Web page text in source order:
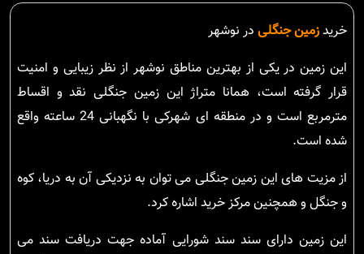
خریدزمین جنگلی در نوشهر
این زمین در یکی از بهترین مناطق نوشهر از نظر زیبایی و امنیت
قرار گرفته است، همانا متراژ این زمین جنگلی نقد و اقساط
مترمربع است و در منطقه ای شهرکی با نگهبانی 24 ساعته واقع
شده است.
از مزیت های این زمین جنگلی می توان به نزدیکی آن به دریا، کوه
و جنگل و همچنین مرکز خرید اشاره کرد.
این زمین دارای سند سند شورایی آماده جهت دریافت سند می